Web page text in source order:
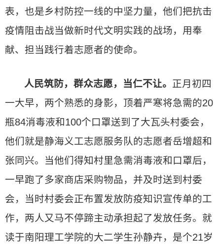
表，也是乡村防控一线的中坚力量，他们把抗击
疫情阻击战当做新时代文明实践的战场，用奉
献、担当践行着志愿者的使命。
人民筑防，群众志愿，当仁不让。 正月初四
一大早，两个熟悉的身影，顶着严寒将急需的20
瓶84消毒液和100个口罩送到了大瓦头村委会，
他们就是静海义工志愿服务队的志愿者岳增超和
张同兴。当他们得知村里急需消毒液和口罩后，
一早跑了多家商店采购物品，并及时送到村委
会，当时村委会正布置发放防疫知识宣传单的工
作，两人又马不停蹄主动承担起了发放任务。就
读于南阳理工学院的大二学生孙静卉，是个21岁